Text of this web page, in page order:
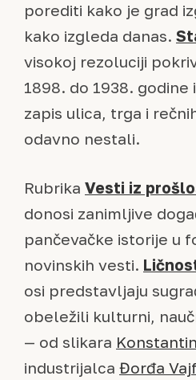
porediti kako je grad
kako izgleda danas.
visokoj rezoluciji
1898. do 1938. godine
zapis ulica, trga i
odavno nestali.
Rubrika Vesti iz
donosi zanimljive
pančevačke istorije u
novinskih vesti.
osi predstavljaju
obeležili kulturni,
— od slikara
industrijalca Đorđa